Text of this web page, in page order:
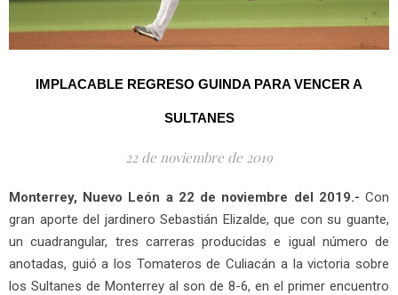
IMPLACABLE REGRESO GUINDA PARA VENCER A
SULTANES
22 de noviembre de 2019
Monterrey, Nuevo León a 22 de noviembre del 2019.- Con
gran aporte del jardinero Sebastián Elizalde, que con su guante,
un cuadrangular, tres carreras producidas e igual número de
anotadas, guió a los Tomateros de Culiacán a la victoria sobre
los Sultanes de Monterrey al son de 8-6, en el primer encuentro